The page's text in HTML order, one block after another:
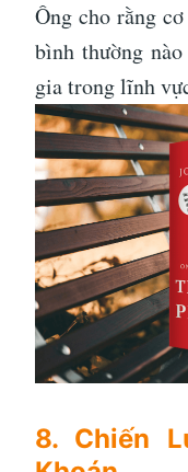
Ông cho rằng
bình thường
gia trong lĩnh
8. Chiến